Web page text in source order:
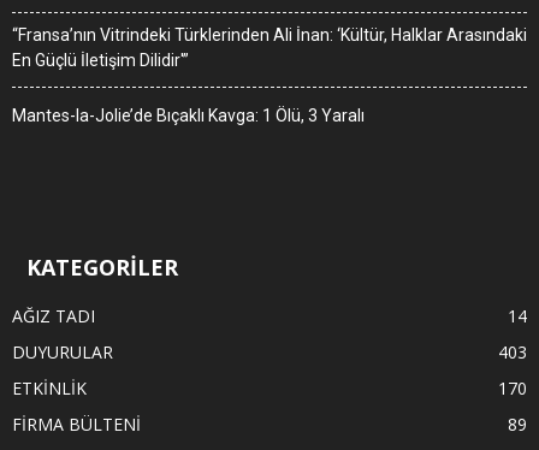
“Fransa’nın Vitrindeki Türklerinden Ali İnan: ‘Kültür, Halklar Arasındaki
En Güçlü İletişim Dilidir'”
Mantes-la-Jolie’de Bıçaklı Kavga: 1 Ölü, 3 Yaralı
KATEGORİLER
AĞIZ TADI
14
DUYURULAR
403
ETKİNLİK
170
FİRMA BÜLTENİ
89